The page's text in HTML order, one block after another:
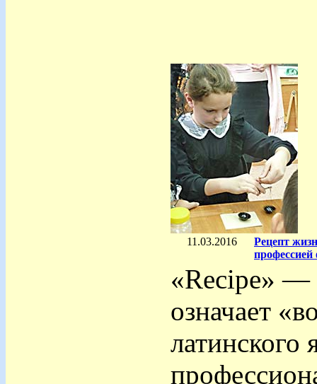
11.03.2016
Рецепт
«Recipe» —
означает
латинского